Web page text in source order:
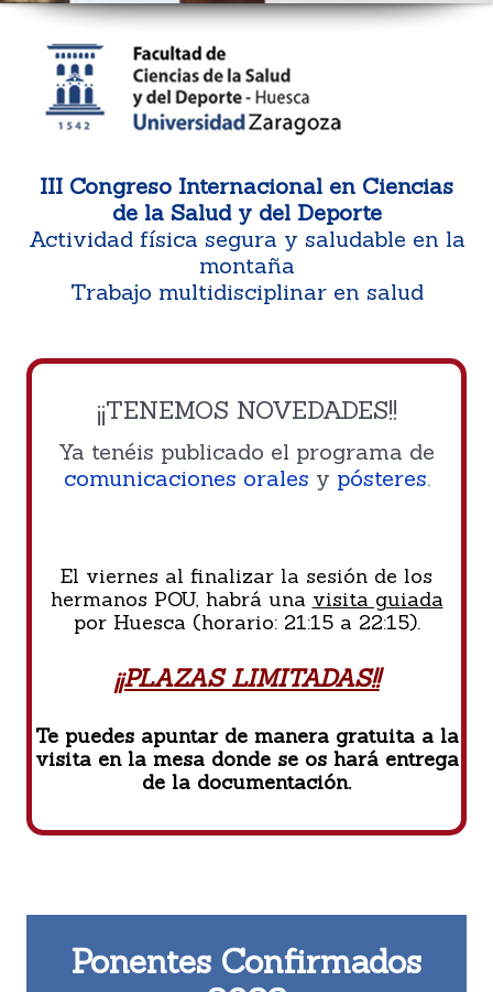
III Congreso Internacional en Ciencias
de la Salud y del Deporte
Actividad física segura y saludable en la
montaña
Trabajo multidisciplinar en salud
¡¡TENEMOS NOVEDADES!!
Ya tenéis publicado el programa de
comunicaciones orales y pósteres.
El viernes al finalizar la sesión de los
hermanos POU, habrá una visita guiada
por Huesca (horario: 21:15 a 22:15).
¡¡PLAZAS LIMITADAS!!
Te puedes apuntar de manera gratuita a la
visita en la mesa donde se os hará entrega
de la documentación.
f
Ponentes Confirmados